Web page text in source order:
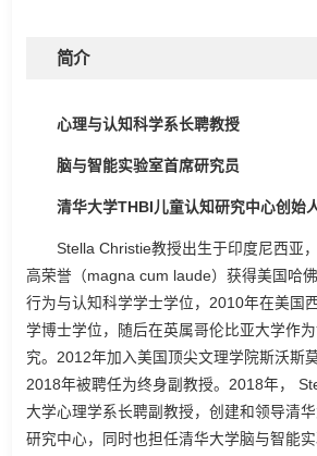
简介
心理与认知科学系长聘教授
脑与智能实验室首席研究员
清华大学THBI儿童认知研究中心创始
Stella Christie教授出生于印度尼西亚
高荣誉（magna cum laude）获得美国哈
行为与认知科学学士学位，2010年在美国
学博士学位，随后在英属哥伦比亚大学作
究。2012年加入美国顶尖文理学院斯沃斯
2018年被聘任为终身副教授。2018年，
大学心理学系长聘副教授，创建和领导清
研究中心，同时也担任清华大学脑与智能实